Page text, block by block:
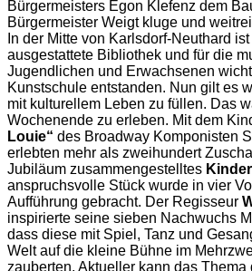
Bürgermeisters Egon Klefenz dem
Bürgermeister Weigt kluge und
In der Mitte von Karlsdorf-Neuthard
ausgestattete Bibliothek und für die
Jugendlichen und Erwachsenen
Kunstschule entstanden. Nun gilt es
mit kulturellem Leben zu füllen. Das
Wochenende zu erleben. Mit dem
Louie“ des Broadway Komponisten
erlebten mehr als zweihundert
Jubiläum zusammengestelltes
anspruchsvolle Stück wurde in vier
Aufführung gebracht. Der Regisseur
inspirierte seine sieben Nachwuchs
dass diese mit Spiel, Tanz und
Welt auf die kleine Bühne im
zauberten. Aktueller kann das